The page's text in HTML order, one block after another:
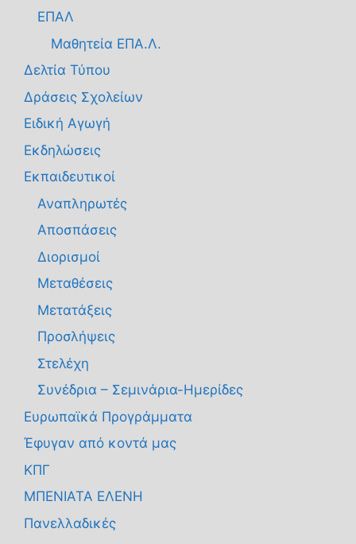
ΕΠΑΛ
Μαθητεία ΕΠΑ.Λ.
Δελτία Τύπου
Δράσεις Σχολείων
Ειδική Αγωγή
Εκδηλώσεις
Εκπαιδευτικοί
Αναπληρωτές
Αποσπάσεις
Διορισμοί
Μεταθέσεις
Μετατάξεις
Προσλήψεις
Στελέχη
Συνέδρια – Σεμινάρια-Ημερίδες
Ευρωπαϊκά Προγράμματα
Έφυγαν από κοντά μας
ΚΠΓ
ΜΠΕΝΙΑΤΑ ΕΛΕΝΗ
Πανελλαδικές